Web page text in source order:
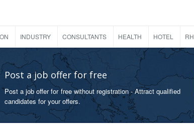
INDUSTRY CONSULTANTS HEALTH HOTEL RH
Post a job offer for free
Post a job offer for free without registration - Attract qualified
candidates for your offers.